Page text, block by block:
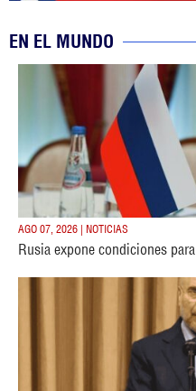
EN EL MUNDO
AGO 07, 2026 | NOTICIAS
Rusia expone condiciones